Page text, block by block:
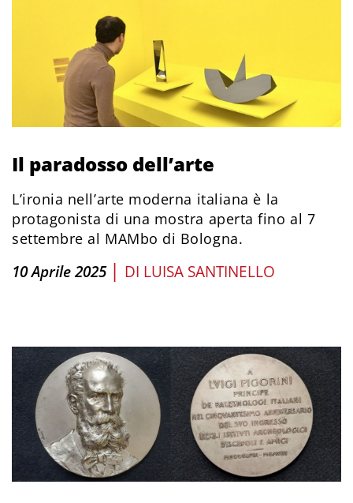
Il paradosso dell’arte
L’ironia nell’arte moderna italiana è la
protagonista di una mostra aperta fino al 7
settembre al MAMbo di Bologna.
10 Aprile 2025 | DI LUISA SANTINELLO